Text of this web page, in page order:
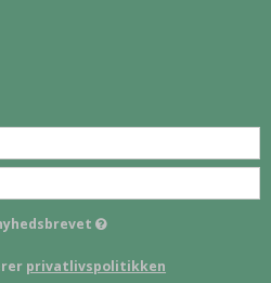
privatlivspolitikken